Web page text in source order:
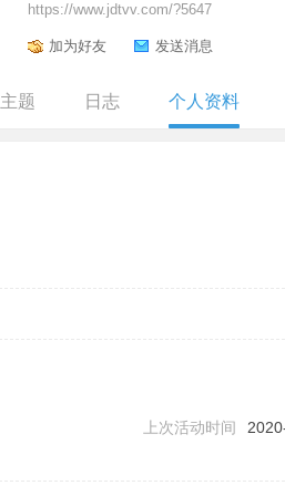
https://www.jdtvv.com/?5647
加为好友 发送消息
主题 日志 个人资料
上次活动时间